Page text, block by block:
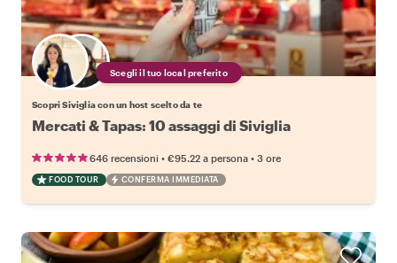
Scegli il tuo local preferito
Scopri Siviglia con un host scelto da te
Mercati & Tapas: 10 assaggi di Siviglia
646 recensioni • €95.22 a persona • 3 ore
FOOD TOUR CONFERMA IMMEDIATA